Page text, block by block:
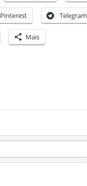
Pinterest Telegram
Mais